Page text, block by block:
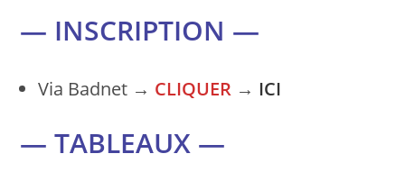
— INSCRIPTION —
Via Badnet → CLIQUER → ICI
— TABLEAUX —